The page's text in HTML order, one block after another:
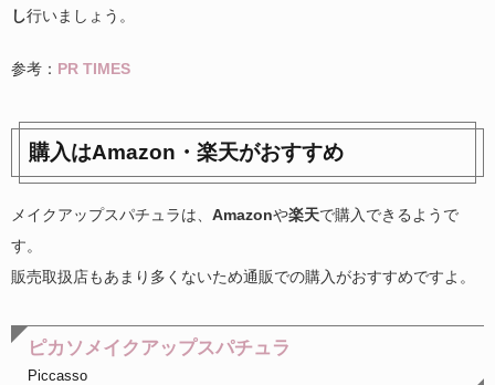
し行いましょう。
参考： PR TIMES
購入はAmazon・楽天がおすすめ
メイクアップスパチュラは、 Amazonや楽天で購入できるようで
す。
販売取扱店もあまり多くないため通販での購入がおすすめですよ。
ピカソメイクアップスパチュラ
Piccasso